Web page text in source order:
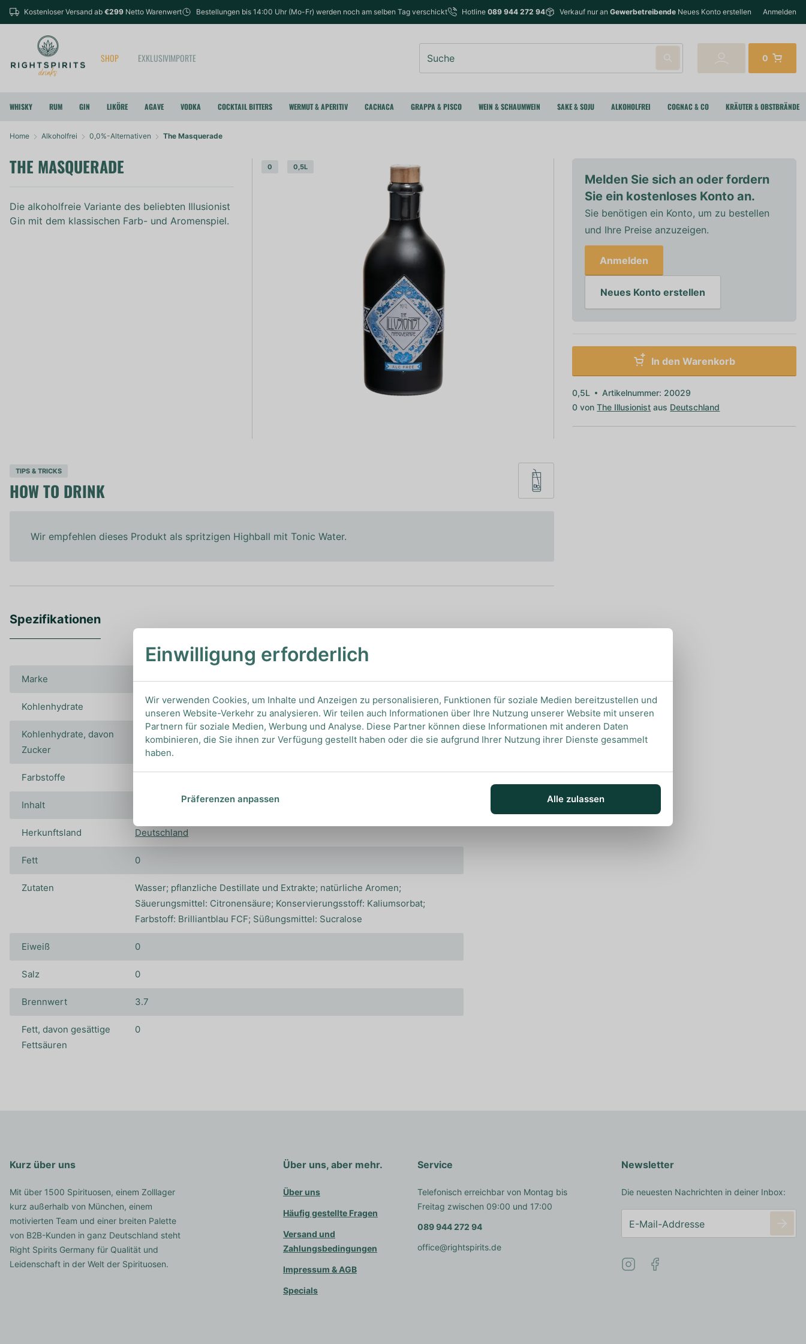
Kostenloser Versand ab €299 Netto Warenwert Bestellungen bis 14:00 Uhr (Mo-Fr) werden noch am selben Tag verschickt Hotline 089 944 272 94 Verkauf nur an Gewerbetreibende Neues Konto erstellen Anmelden
SHOP EXKLUSIVIMPORTE 0
WHISKY RUM GIN LIKÖRE AGAVE VODKA COCKTAIL BITTERS WERMUT & APERITIV CACHACA GRAPPA & PISCO WEIN & SCHAUMWEIN SAKE & SOJU ALKOHOLFREI COGNAC & CO KRÄUTER & OBSTBRÄNDE
Home Alkoholfrei 0,0%-Alternativen The Masquerade
THE MASQUERADE
Die alkoholfreie Variante des beliebten Illusionist
Gin mit dem klassischen Farb- und Aromenspiel.
0 0,5L
Melden Sie sich an oder fordern
Sie ein kostenloses Konto an.
Sie benötigen ein Konto, um zu bestellen
und Ihre Preise anzuzeigen.
Anmelden
Neues Konto erstellen
In den Warenkorb
0,5L
Artikelnummer: 20029
0 vonThe Illusionist aus Deutschland
TIPS & TRICKS
HOW TO DRINK
Wir empfehlen dieses Produkt als spritzigen Highball mit Tonic Water.
Spezifikationen
Marke The Illusionist
Kohlenhydrate 0.2
Kohlenhydrate, davon
Zucker
0.2
Farbstoffe
Inhalt
Herkunftsland Deutschland
Fett 0
Zutaten
Wasser; pflanzliche Destillate und Extrakte; natürliche Aromen;
Säuerungsmittel: Citronensäure; Konservierungsstoff: Kaliumsorbat;
Farbstoff: Brilliantblau FCF; Süßungsmittel: Sucralose
Eiweiß 0
Salz 0
Brennwert 3.7
Fett, davon gesättige
Fettsäuren
0
Kurz über uns
Mit über 1500 Spirituosen, einem Zolllager
kurz außerhalb von München, einem
motivierten Team und einer breiten Palette
von B2B-Kunden in ganz Deutschland steht
Right Spirits Germany für Qualität und
Leidenschaft in der Welt der Spirituosen.
Über uns, aber mehr.
Über uns
Häufig gestellte Fragen
Versand und
Zahlungsbedingungen
Impressum & AGB
Specials
Service
Telefonisch erreichbar von Montag bis
Freitag zwischen 09:00 und 17:00
089 944 272 94
office@rightspirits.de
Newsletter
Die neuesten Nachrichten in deiner Inbox:
Einwilligung erforderlich
Wir verwenden Cookies, um Inhalte und Anzeigen zu personalisieren, Funktionen für soziale Medien bereitzustellen und
unseren Website-Verkehr zu analysieren. Wir teilen auch Informationen über Ihre Nutzung unserer Website mit unseren
Partnern für soziale Medien, Werbung und Analyse. Diese Partner können diese Informationen mit anderen Daten
kombinieren, die Sie ihnen zur Verfügung gestellt haben oder die sie aufgrund Ihrer Nutzung ihrer Dienste gesammelt
haben.
Präferenzen anpassen Alle zulassen